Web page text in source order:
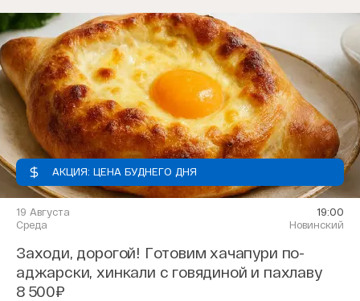
АКЦИЯ: ЦЕНА БУДНЕГО ДНЯ
19 Августа
Среда
19:00
Новинский
Заходи, дорогой! Готовим хачапури по-
аджарски, хинкали с говядиной и пахлаву
8 500₽